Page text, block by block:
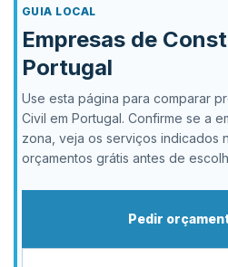
GUIA LOCAL
Empresas de
Portugal
Use esta página para comparar
Civil em Portugal. Confirme se a
zona, veja os serviços indicados
orçamentos grátis antes de
Pedir